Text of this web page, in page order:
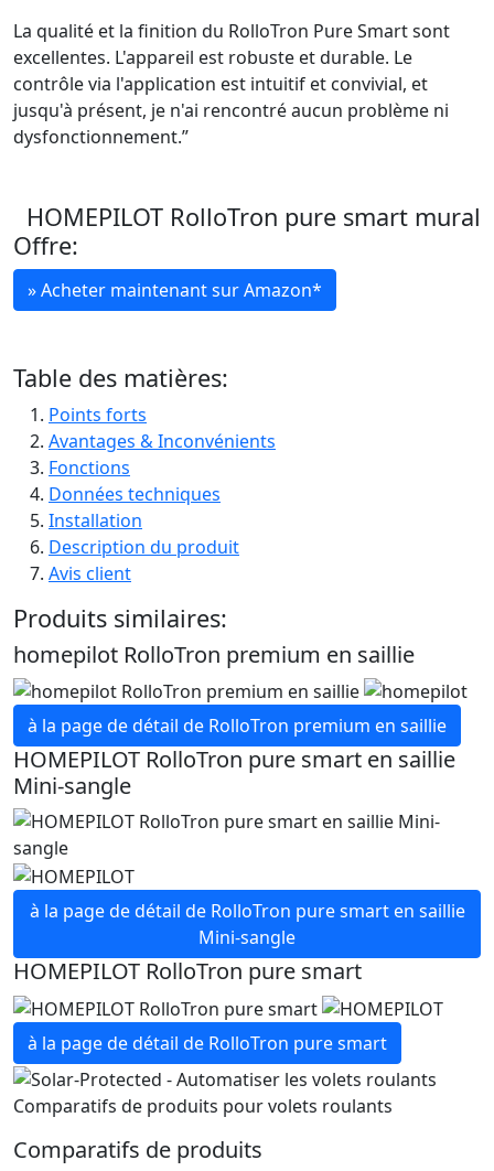
La qualité et la finition du RolloTron Pure Smart sont
excellentes. L'appareil est robuste et durable. Le
contrôle via l'application est intuitif et convivial, et
jusqu'à présent, je n'ai rencontré aucun problème ni
dysfonctionnement.”
HOMEPILOT RolloTron pure smart mural
Offre:
» Acheter maintenant sur Amazon*
Table des matières:
Points forts
Avantages & Inconvénients
Fonctions
Données techniques
Installation
Description du produit
Avis client
Produits similaires:
homepilot RolloTron premium en saillie
à la page de détail de RolloTron premium en saillie
HOMEPILOT RolloTron pure smart en saillie
Mini-sangle
à la page de détail de RolloTron pure smart en saillie
Mini-sangle
HOMEPILOT RolloTron pure smart
à la page de détail de RolloTron pure smart
Comparatifs de produits pour volets roulants
Comparatifs de produits